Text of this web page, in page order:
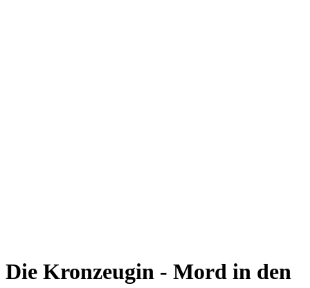
Die Kronzeugin - Mord in den